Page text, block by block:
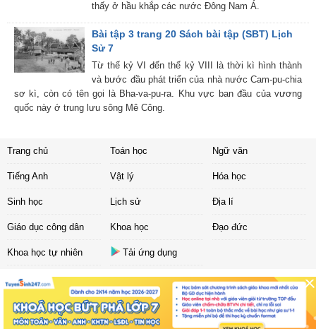
thấy ở hầu khắp các nước Đông Nam Á.
Bài tập 3 trang 20 Sách bài tập (SBT) Lịch
Sử 7
Từ thế kỷ VI đến thế kỷ VIII là thời kì hình thành
và bước đầu phát triển của nhà nước Cam-pu-chia
sơ kì, còn có tên gọi là Bha-va-pu-ra. Khu vực ban đầu của vương
quốc này ớ trung lưu sông Mê Công.
Trang chủ Toán học Ngữ văn
Tiếng Anh Vật lý Hóa học
Sinh học Lịch sử Địa lí
Giáo dục công dân Khoa học Đạo đức
Khoa học tự nhiên Tải ứng dụng
Chính sách
Copyright ©2017 Sachbaitap.com